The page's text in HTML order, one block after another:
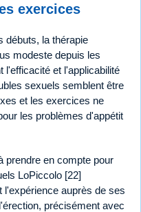
exercices
débuts, la thérapie
modeste depuis les
l'efficacité et l'applicabilité
sexuels semblent être
et les exercices ne
les problèmes d'appétit
prendre en compte pour
LoPiccolo [22]
l'expérience auprès de ses
précisément avec